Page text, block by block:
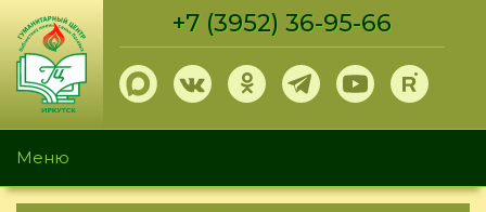
Перейти
основному
содержанию
+7 (3952) 36-95-66
Меню